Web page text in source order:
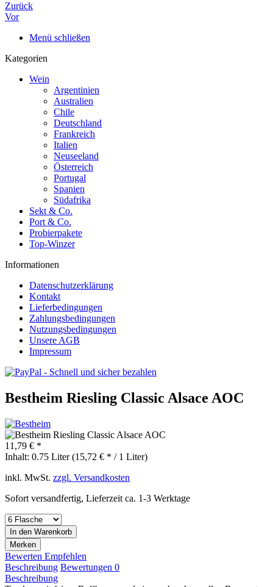
Zurück
Vor
Menü schließen
Kategorien
Wein
Argentinien
Australien
Chile
Deutschland
Frankreich
Italien
Neuseeland
Österreich
Portugal
Spanien
Südafrika
Sekt & Co.
Port & Co.
Probierpakete
Top-Winzer
Informationen
Datenschutzerklärung
Kontakt
Lieferbedingungen
Zahlungsbedingungen
Nutzungsbedingungen
Unsere AGB
Impressum
Bestheim Riesling Classic Alsace AOC
11,79 € *
Inhalt: 0.75 Liter (15,72 € * / 1 Liter)
inkl. MwSt. zzgl. Versandkosten
Sofort versandfertig, Lieferzeit ca. 1-3 Werktage
In den Warenkorb
Merken
Bewerten Empfehlen
Beschreibung Bewertungen 0
Beschreibung